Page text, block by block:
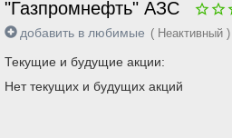
"Газпромнефть" АЗС
добавить в любимые ( Неактивный )
Текущие и будущие акции:
Нет текущих и будущих акций